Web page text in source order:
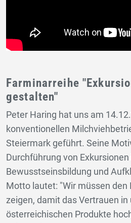
Farminarreihe
gestalten"
Peter Haring hat uns am
konventionellen
Steiermark geführt. Seine
Durchführung von
Bewusstseinsbildung und
Motto lautet: "Wir müssen
zeigen, damit das Vertrauen in
österreichischen Produkte